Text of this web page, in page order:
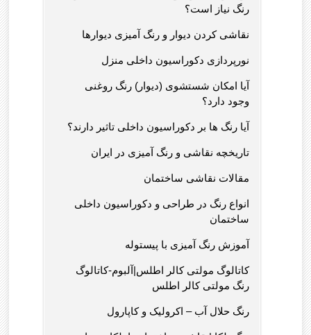
رنگ نیاز است؟
نقاشی کردن دیوار و رنگ آمیزی دیوارها
نورپردازی دکوراسیون داخلی منزل
آیا امکان شستشوی (دیوار) رنگ روغنی
وجود دارد؟
آیا رنگ ها بر دکوراسیون داخلی تاثیر دارند؟
تاریخچه نقاشی و رنگ آمیزی در ایران
مقالات نقاشی ساختمان
انواع رنگ در طراحی و دکوراسیون داخلی
ساختمان
آموزش رنگ آمیزی با پیستوله
کاتالوگ مولتی کالر اطلس|آلبوم-کاتالوگ
رنگ مولتی کالر اطلس
رنگ حلال آب – اکرولیک و کاپارول